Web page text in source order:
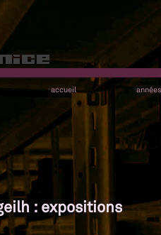
accueil années
: expositions